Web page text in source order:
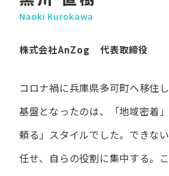
Naoki Kurokawa
株式会社AnZog 代表取締役
コロナ禍に​兵庫県多可町へ​移住
基盤となったのは、
「地域密着
頼る」スタイルでした。 できな
任せ、​自らの​役割に​集中する。